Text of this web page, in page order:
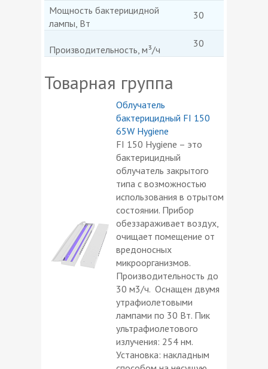
Мощность бактерицидной
лампы, Вт
30
Производительность, м³/ч
30
Товарная группа
Облучатель
бактерицидный FI 150
65W Hygiene
FI 150 Hygiene – это
бактерицидный
облучатель закрытого
типа с возможностью
использования в отрытом
состоянии. Прибор
обеззараживает воздух,
очищает помещение от
вредоносных
микроорганизмов.
Производительность до
30 м3/ч. Оснащен двумя
утрафиолетовыми
лампами по 30 Вт. Пик
ультрафиолетового
излучения: 254 нм.
Установка: накладным